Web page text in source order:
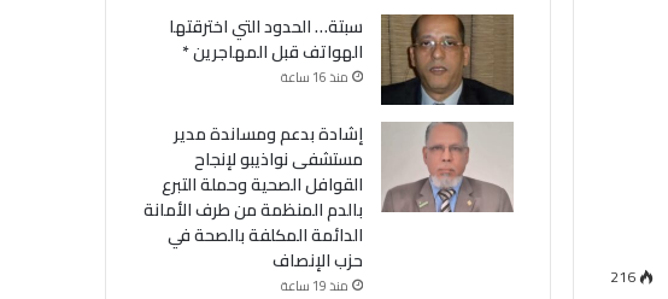
216
سبتة… الحدود التي اخترقتها
الهواتف قبل المهاجرين *
منذ 16 ساعة
إشادة بدعم ومساندة مدير
مستشفى نواذيبو لإنجاح
القوافل الصحية وحملة التبرع
بالدم المنظمة من طرف الأمانة
الدائمة المكلفة بالصحة في
حزب الإنصاف
منذ 19 ساعة